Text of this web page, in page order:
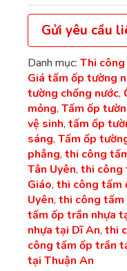
Gửi yêu cầu
Danh mục: Thi
Giá tấm ốp tường
tường chống nước,
mỏng, Tấm ốp
vệ sinh, tấm ốp
sáng, Tấm ốp
phẳng, thi công
Tân Uyên, thi công
Giáo, thi công tấm
Uyên, thi công tấm
tấm ốp trần nhựa
nhựa tại Dĩ An, thi
công tấm ốp trần
tại Thuận An